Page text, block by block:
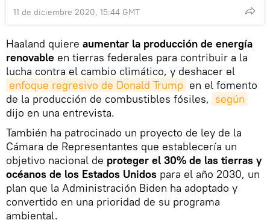
11 de diciembre 2020, 15:44 GMT
Haaland quiere aumentar la producción de energía
renovable en tierras federales para contribuir a la
lucha contra el cambio climático, y deshacer el
enfoque regresivo de Donald Trump en el fomento
de la producción de combustibles fósiles, según
dijo en una entrevista.
También ha patrocinado un proyecto de ley de la
Cámara de Representantes que establecería un
objetivo nacional de proteger el 30% de las tierras y
océanos de los Estados Unidos para el año 2030, un
plan que la Administración Biden ha adoptado y
convertido en una prioridad de su programa
ambiental.